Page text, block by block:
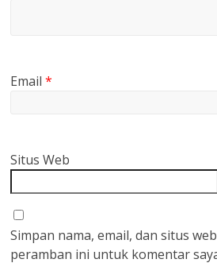
Email*
Situs Web
Simpan nama, email, dan situs
peramban ini untuk komentar